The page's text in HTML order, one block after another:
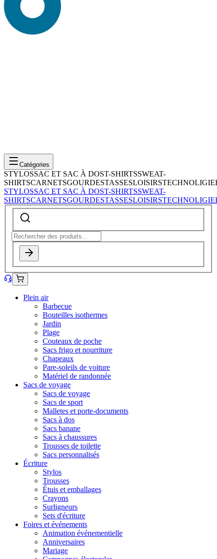
Catégories
STYLOSSAC ET SAC À DOST-SHIRTSSWEAT-
SHIRTSCARNETSGOURDESTASSESLOISIRSTECHNOLIGIE
STYLOSSAC ET SAC À DOST-SHIRTSSWEAT-
SHIRTSCARNETSGOURDESTASSESLOISIRSTECHNOLIGIE
Plein air
Barbecue
Bouteilles isothermes
Jardin
Plage
Couteaux de poche
Sacs frigo et nourriture
Chapeaux
Pare-soleils de voiture
Matériel de randonnée
Sacs de voyage
Sacs de voyage
Sacs de sport
Malletes et porte-documents
Sacs à dos
Sacs banane
Sacs à chaussures
Trousses de toilette
Sacs personnalisés
Écriture
Stylos
Trousses
Étuis et emballages
Crayons
Surligneurs
Sets d'écriture
Foires et événements
Animation événementielle
Anniversaires
Mariage